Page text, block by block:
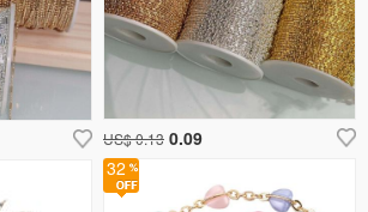
US$ 0.13 0.09
32